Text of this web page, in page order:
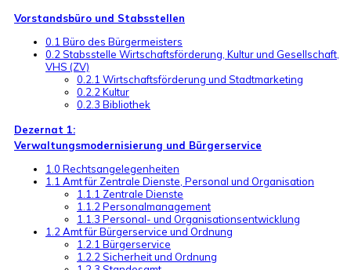
Vorstandsbüro und Stabsstellen
0.1 Büro des Bürgermeisters
0.2 Stabsstelle Wirtschaftsförderung, Kultur und Gesellschaft,
VHS (ZV)
0.2.1 Wirtschaftsförderung und Stadtmarketing
0.2.2 Kultur
0.2.3 Bibliothek
Dezernat 1:
Verwaltungsmodernisierung und Bürgerservice
1.0 Rechtsangelegenheiten
1.1 Amt für Zentrale Dienste, Personal und Organisation
1.1.1 Zentrale Dienste
1.1.2 Personalmanagement
1.1.3 Personal- und Organisationsentwicklung
1.2 Amt für Bürgerservice und Ordnung
1.2.1 Bürgerservice
1.2.2 Sicherheit und Ordnung